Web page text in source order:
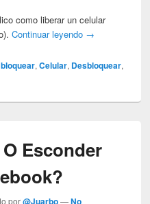
como liberar un celular
Continuar leyendo →
bloquear,Celular, Desbloquear,
Esconder
por@Juarbo —No